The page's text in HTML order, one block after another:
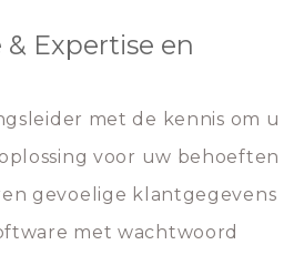
Expertise en
met de kennis om u
voor uw behoeften
gevoelige klantgegevens
met wachtwoord